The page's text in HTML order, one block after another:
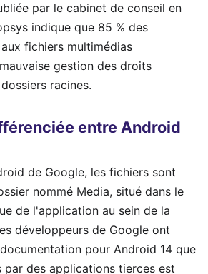
par le cabinet de conseil en
indique que 85 % des
fichiers multimédias
gestion des droits
racines.
entre Android
de Google, les fichiers sont
nommé Media, situé dans le
de l'application au sein de la
développeurs de Google ont
pour Android 14 que
par des applications tierces est